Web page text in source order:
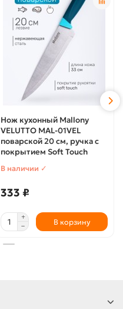
Нож кухонный Mallony
VELUTTO MAL-01VEL
поварской 20 см, ручка с
покрытием Soft Touch
В наличии ✓
333 ₽
В корзину